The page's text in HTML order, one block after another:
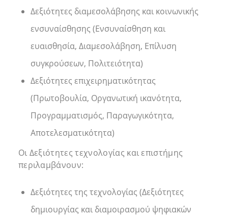
Δεξιότητες διαμεσολάβησης και κοινωνικής
ενσυναίσθησης (Ενσυναίσθηση και
ευαισθησία, Διαμεσολάβηση, Επίλυση
συγκρούσεων, Πολιτειότητα)
Δεξιότητες επιχειρηματικότητας
(Πρωτοβουλία, Οργανωτική ικανότητα,
Προγραμματισμός, Παραγωγικότητα,
Αποτελεσματικότητα)
Οι Δεξιότητες τεχνολογίας και επιστήμης
περιλαμβάνουν:
Δεξιότητες της τεχνολογίας (Δεξιότητες
δημιουργίας και διαμοιρασμού ψηφιακών